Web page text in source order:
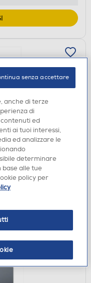
anche di terze
di
ed
ai tuoi interessi,
ed analizzare le
determinare
alle tue
policy per
senza accettare